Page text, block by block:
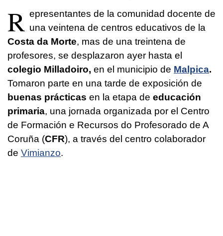
R epresentantes de la comunidad docente de
una veintena de centros educativos de la
Costa da Morte, mas de una treintena de
profesores, se desplazaron ayer hasta el
colegio Milladoiro, en el municipio de Malpica.
Tomaron parte en una tarde de exposición de
buenas prácticas en la etapa de educación
primaria, una jornada organizada por el Centro
de Formación e Recursos do Profesorado de A
Coruña (CFR), a través del centro colaborador
de Vimianzo.